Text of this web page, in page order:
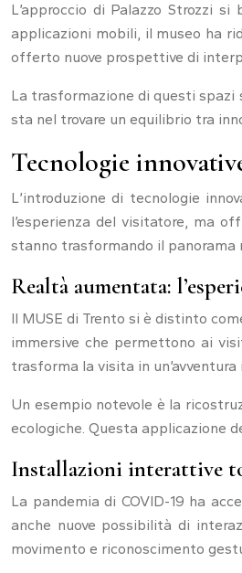
L’approccio di Palazzo Strozzi
applicazioni mobili, il museo ha
offerto nuove prospettive di
La trasformazione di questi spazi
sta nel trovare un equilibrio tra
Tecnologie
L’introduzione di tecnologie
l’esperienza del visitatore, ma
stanno trasformando il panorama
Realtà aumentata:
Il MUSE di Trento si è distinto
immersive che permettono ai
trasforma la visita in
Un esempio notevole è la
ecologiche. Questa applicazione
Installazioni interattive
La pandemia di COVID-19 ha
anche nuove possibilità di
movimento e riconoscimento